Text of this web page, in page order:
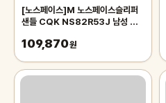
[노스페이스]M 노스페이스슬리퍼
샌들 CQK NS82R53J 남성 익
109,870원